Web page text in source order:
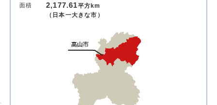
面積
2,177.61平方km
（日本一大きな市）